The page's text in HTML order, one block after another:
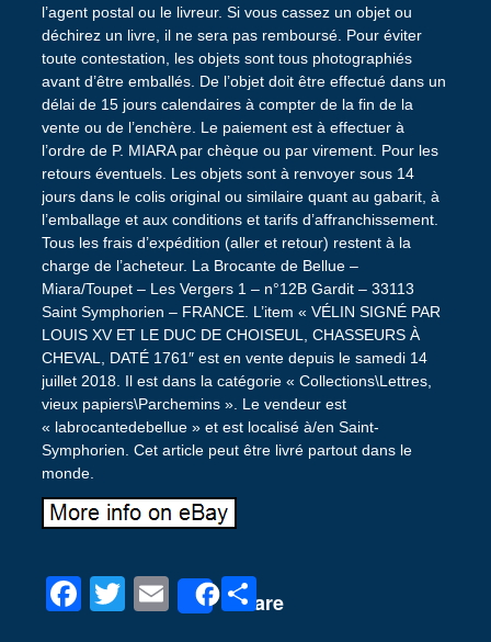
l’agent postal ou le livreur. Si vous cassez un objet ou
déchirez un livre, il ne sera pas remboursé. Pour éviter
toute contestation, les objets sont tous photographiés
avant d’être emballés. De l’objet doit être effectué dans un
délai de 15 jours calendaires à compter de la fin de la
vente ou de l’enchère. Le paiement est à effectuer à
l’ordre de P. MIARA par chèque ou par virement. Pour les
retours éventuels. Les objets sont à renvoyer sous 14
jours dans le colis original ou similaire quant au gabarit, à
l’emballage et aux conditions et tarifs d’affranchissement.
Tous les frais d’expédition (aller et retour) restent à la
charge de l’acheteur. La Brocante de Bellue –
Miara/Toupet – Les Vergers 1 – n°12B Gardit – 33113
Saint Symphorien – FRANCE. L’item « VÉLIN SIGNÉ PAR
LOUIS XV ET LE DUC DE CHOISEUL, CHASSEURS À
CHEVAL, DATÉ 1761″ est en vente depuis le samedi 14
juillet 2018. Il est dans la catégorie « Collections\Lettres,
vieux papiers\Parchemins ». Le vendeur est
« labrocantedebellue » et est localisé à/en Saint-
Symphorien. Cet article peut être livré partout dans le
monde.
F
T
E
Share
P